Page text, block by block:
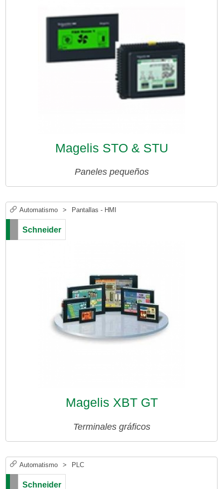
Magelis STO & STU
Paneles pequeños
Automatismo > Pantallas - HMI
Magelis XBT GT
Terminales gráficos
Schneider
Automatismo > PLC
Schneider